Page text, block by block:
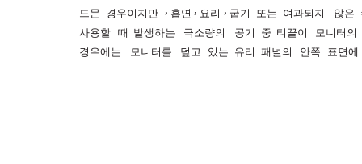
드문 경우이지만 , 흡연 , 요리 , 굽기 또는 여과되지 않은
사용할 때 발생하는 극소량의 공기 중 티끌이
모니터의
경우에는
모니터를 덮고 있는 유리 패널의 안쪽 표면에